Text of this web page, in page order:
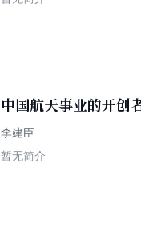
中国航天事业的开创
李建臣
暂无简介